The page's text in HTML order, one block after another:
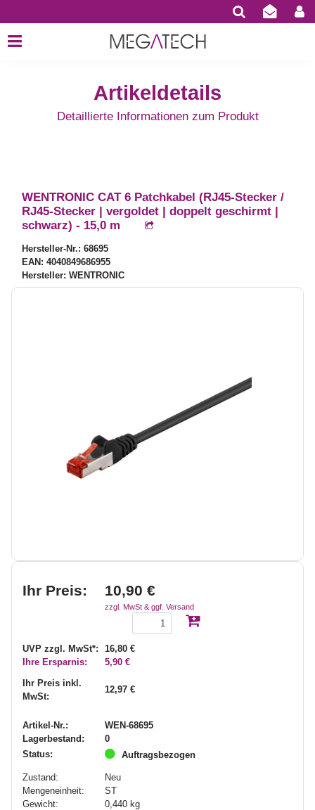
Artikeldetails
Detaillierte Informationen zum Produkt
WENTRONIC CAT 6 Patchkabel (RJ45-Stecker /
RJ45-Stecker | vergoldet | doppelt geschirmt |
schwarz) - 15,0 m
Hersteller-Nr.: 68695
EAN: 4040849686955
Hersteller: WENTRONIC
Ihr Preis: 10,90 €
zzgl. MwSt & ggf. Versand
UVP zzgl. MwSt*:
16,80 €
Ihre Ersparnis:
5,90 €
Ihr Preis inkl.
MwSt:
12,97 €
Artikel-Nr.:
WEN-68695
Lagerbestand:
0
Status:
Auftragsbezogen
Zustand:
Neu
Mengeneinheit:
ST
Gewicht:
0,440 kg